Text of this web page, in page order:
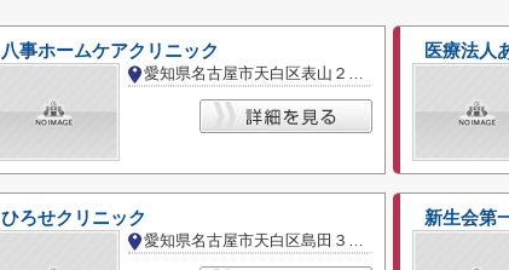
八事ホームケアクリニック
愛知県名古屋市天白区表山２丁目
医療法人
ひろせクリニック
愛知県名古屋市天白区島田３丁目
新生会第